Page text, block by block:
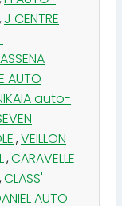
,J CENTRE
AUTO
auto-
,VEILLON
,CARAVELLE
,CLASS'
AUTO